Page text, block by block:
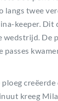
twee
keeper.
De
kreeg